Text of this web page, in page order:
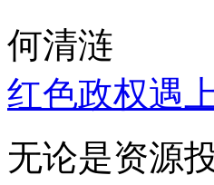
何清涟
红色政权遇
无论是资源